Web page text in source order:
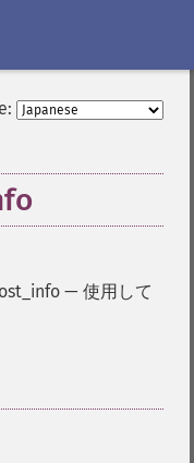
— 使用して